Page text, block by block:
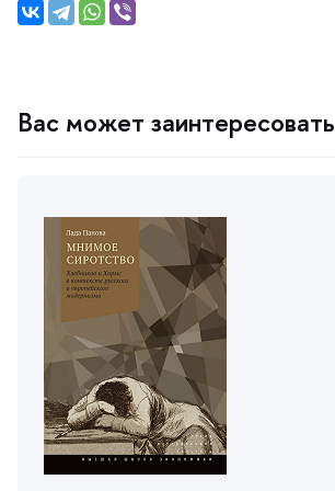
ас может заинтересовать